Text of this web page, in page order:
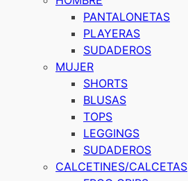
PANTALONETAS
PLAYERAS
SUDADEROS
MUJER
SHORTS
BLUSAS
TOPS
LEGGINGS
SUDADEROS
CALCETINES/CALCETAS